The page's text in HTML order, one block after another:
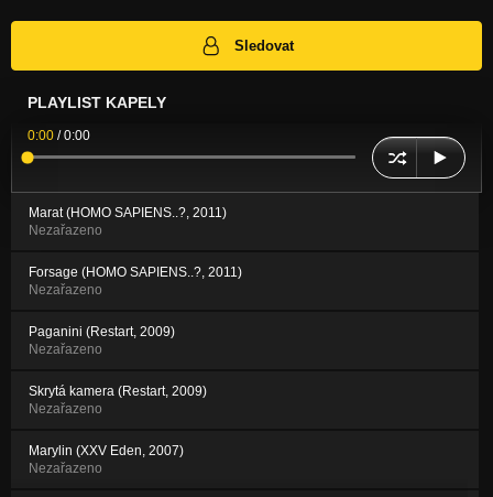
Sledovat
PLAYLIST KAPELY
0:00 /0:00
Marat (HOMO SAPIENS..?, 2011)
Nezařazeno
Forsage (HOMO SAPIENS..?, 2011)
Nezařazeno
Paganini (Restart, 2009)
Nezařazeno
Skrytá kamera (Restart, 2009)
Nezařazeno
Marylin (XXV Eden, 2007)
Nezařazeno